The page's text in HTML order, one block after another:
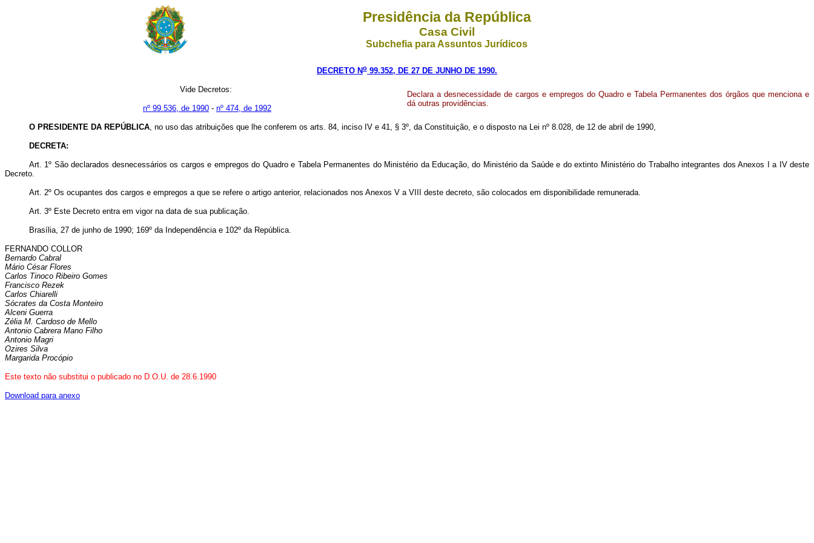
Presidência da República
Casa Civil
Subchefia para Assuntos Jurídicos
DECRETO No 99.352, DE 27 DE JUNHO DE 1990.
Vide Decretos:
nº 99.536, de 1990 - nº 474, de 1992
Declara a desnecessidade de cargos e empregos do Quadro e Tabela Permanentes dos órgãos que menciona e
dá outras providências.
O PRESIDENTE DA REPÚBLICA, no uso das atribuições que lhe conferem os arts. 84, inciso IV e 41, § 3º, da Constituição, e o disposto na Lei nº 8.028, de 12 de abril de 1990,
DECRETA:
Art. 1º São declarados desnecessários os cargos e empregos do Quadro e Tabela Permanentes do Ministério da Educação, do Ministério da Saúde e do extinto Ministério do Trabalho integrantes dos Anexos I a IV deste
Decreto.
Art. 2º Os ocupantes dos cargos e empregos a que se refere o artigo anterior, relacionados nos Anexos V a VIII deste decreto, são colocados em disponibilidade remunerada.
Art. 3º Este Decreto entra em vigor na data de sua publicação.
Brasília, 27 de junho de 1990; 169º da Independência e 102º da República.
FERNANDO COLLOR
Bernardo Cabral
Mário César Flores
Carlos Tinoco Ribeiro Gomes
Francisco Rezek
Carlos Chiarelli
Sócrates da Costa Monteiro
Alceni Guerra
Zélia M. Cardoso de Mello
Antonio Cabrera Mano Filho
Antonio Magri
Ozires Silva
Margarida Procópio
Este texto não substitui o publicado no D.O.U. de 28.6.1990
Download para anexo